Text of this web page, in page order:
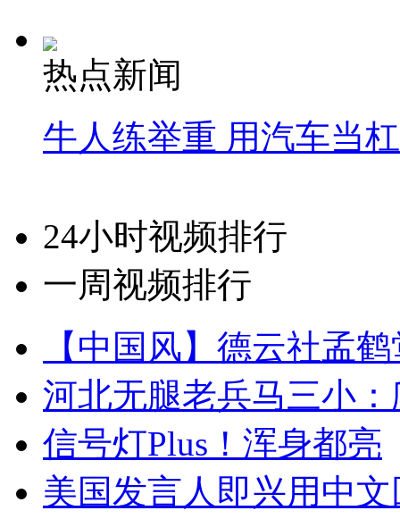
热点新闻
牛人练举重 用汽车当
24小时视频排行
一周视频排行
【中国风】德云社孟
河北无腿老兵马三小
信号灯Plus！浑身都亮
美国发言人即兴用中